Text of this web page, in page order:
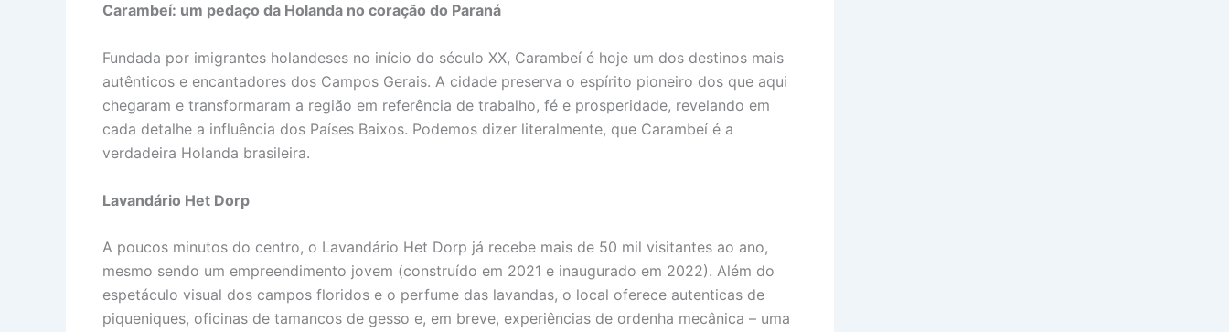
Carambeí: um pedaço da Holanda no coração do Paraná
Fundada por imigrantes holandeses no início do século XX, Carambeí é hoje um dos destinos mais
autênticos e encantadores dos Campos Gerais. A cidade preserva o espírito pioneiro dos que aqui
chegaram e transformaram a região em referência de trabalho, fé e prosperidade, revelando em
cada detalhe a influência dos Países Baixos. Podemos dizer literalmente, que Carambeí é a
verdadeira Holanda brasileira.
Lavandário Het Dorp
A poucos minutos do centro, o Lavandário Het Dorp já recebe mais de 50 mil visitantes ao ano,
mesmo sendo um empreendimento jovem (construído em 2021 e inaugurado em 2022). Além do
espetáculo visual dos campos floridos e o perfume das lavandas, o local oferece autenticas de
piqueniques, oficinas de tamancos de gesso e, em breve, experiências de ordenha mecânica – uma